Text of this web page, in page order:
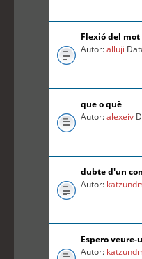
Flexió del
Autor:alluji
que o què
Autor:alexeiv
dubte d'un
Autor:
Espero veure-
Autor: